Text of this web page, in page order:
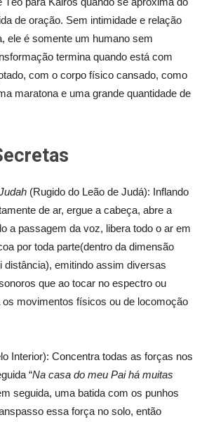
de oração. Sem intimidade e relação
ele é somente um humano sem
termina quando está com
com o corpo físico cansado, como
maratona e uma grande quantidade de
(Rugido do Leão de Judá): Inflando
de ar, ergue a cabeça, abre a
a passagem da voz, libera todo o ar em
por toda parte(dentro da dimensão
distância), emitindo assim diversas
que ao tocar no espectro ou
os movimentos físicos ou de locomoção
Interior): Concentra todas as forças nos
“Na casa do meu Pai há muitas
seguida, uma batida com os punhos
essa força no solo, então